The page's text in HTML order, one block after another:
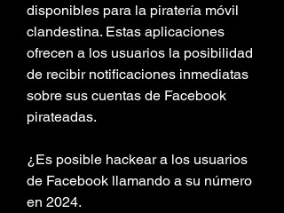
disponibles para la piratería móvil
clandestina. Estas aplicaciones
ofrecen a los usuarios la posibilidad
de recibir notificaciones inmediatas
sobre sus cuentas de Facebook
pirateadas.
¿Es posible hackear a los usuarios
de Facebook llamando a su número
en 2024.